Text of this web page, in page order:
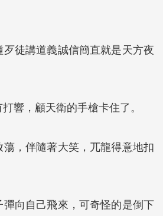
徒講道義誠信簡直就是天方夜
響，顧天衛的手槍卡住了。
，伴隨著大笑，兀龍得意地扣
彈向自己飛來，可奇怪的是倒下